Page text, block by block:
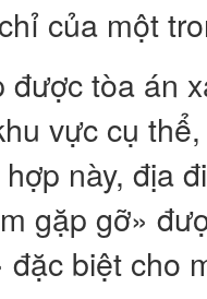
của một
tòa án
vực cụ
này, địa
gặp gỡ»
biệt cho